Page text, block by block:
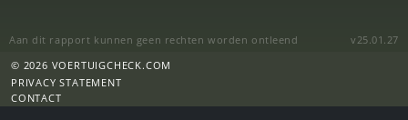
Aan dit rapport kunnen geen rechten worden ontleend
v25.01.27
© 2026 VOERTUIGCHECK.COM
PRIVACY STATEMENT
CONTACT